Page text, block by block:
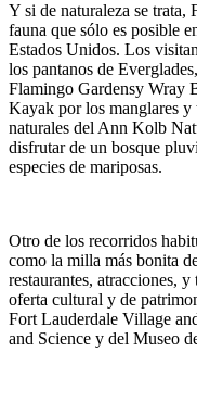
Y si de naturaleza se trata,
fauna que sólo es posible
Estados Unidos. Los
los pantanos de
Flamingo Gardensy Wray
Kayak por los manglares y
naturales del Ann Kolb
disfrutar de un bosque
especies de mariposas.
Otro de los recorridos
como la milla más bonita
restaurantes, atracciones,
oferta cultural y de
Fort Lauderdale Village
and Science y del Museo